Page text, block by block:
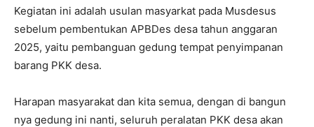
Kegiatan ini adalah usulan masyarkat pada Musdesus
sebelum pembentukan APBDes desa tahun anggaran
2025, yaitu pembanguan gedung tempat penyimpanan
barang PKK desa.
Harapan masyarakat dan kita semua, dengan di bangun
nya gedung ini nanti, seluruh peralatan PKK desa akan